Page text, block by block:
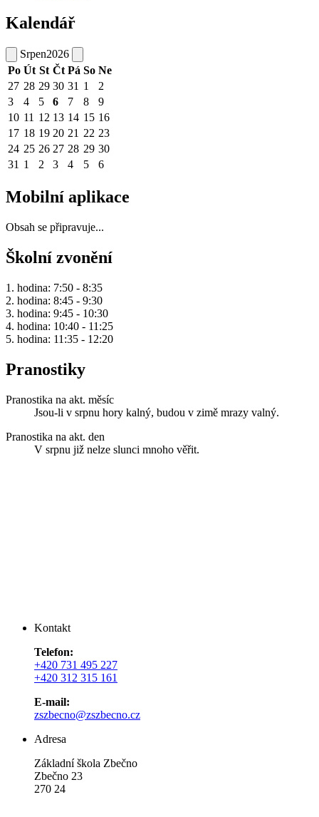
Kalendář
Srpen2026
Po Út St Čt Pá So Ne
27 28 29 30 31 1
2
3
4 5 6 7 8
9
10 11 12 13 14 15 16
17 18 19 20 21 22 23
24 25 26 27 28 29 30
31 1 2 3 4 5 6
Mobilní aplikace
Obsah se připravuje...
Školní zvonění
1. hodina: 7:50 - 8:35
2. hodina: 8:45 - 9:30
3. hodina: 9:45 - 10:30
4. hodina: 10:40 - 11:25
5. hodina: 11:35 - 12:20
Pranostiky
Pranostika na akt. měsíc
Jsou-li v srpnu hory kalný, budou v zimě mrazy valný.
Pranostika na akt. den
V srpnu již nelze slunci mnoho věřit.
Kontakt
Telefon:
+420 731 495 227
+420 312 315 161
E-mail:
zszbecno@zszbecno.cz
Adresa
Základní škola Zbečno
Zbečno 23
270 24